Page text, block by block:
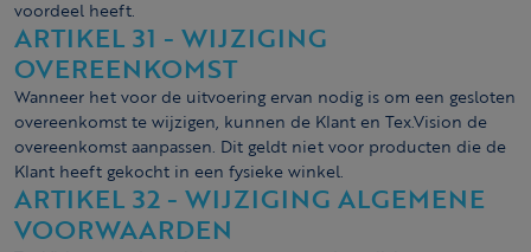
voordeel heeft.
ARTIKEL 31 - WIJZIGING
OVEREENKOMST
Wanneer het voor de uitvoering ervan nodig is om een gesloten
overeenkomst te wijzigen, kunnen de Klant en Tex.Vision de
overeenkomst aanpassen. Dit geldt niet voor producten die de
Klant heeft gekocht in een fysieke winkel.
ARTIKEL 32 - WIJZIGING ALGEMENE
VOORWAARDEN